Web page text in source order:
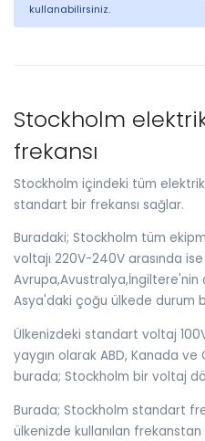
kullanabilirsiniz.
Stockholm
frekansı
Stockholm içindeki tüm
standart bir frekansı sağlar.
Buradaki; Stockholm tüm
voltajı 220V-240V arasında
Asya'daki çoğu ülkede durum
Ülkenizdeki standart voltaj
yaygın olarak ABD, Kanada
burada; Stockholm bir voltaj
Burada; Stockholm standart
ülkenizde kullanılan frekanstan